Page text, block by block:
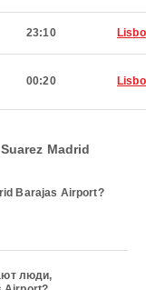
23:10
00:20
Madrid
Barajas Airport?
люди,